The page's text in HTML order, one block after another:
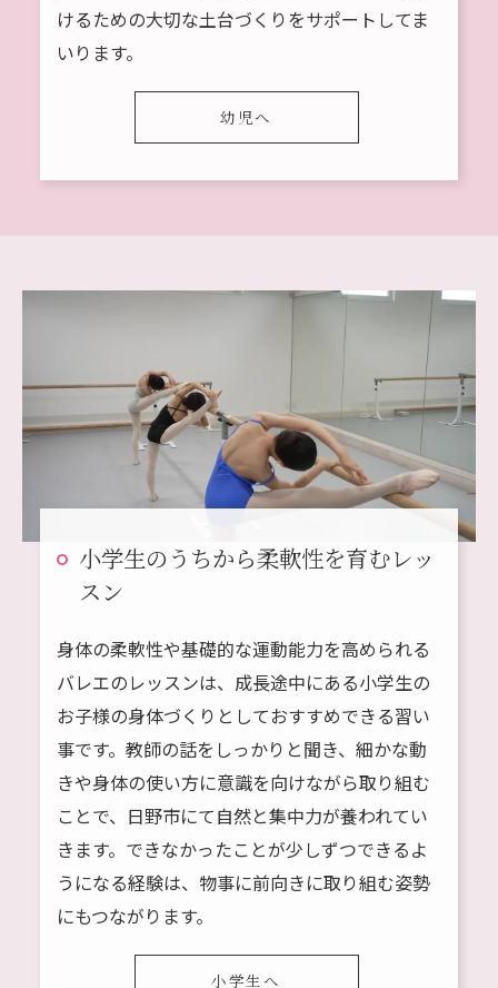
けるための大切な土台づくりをサポートしてま
いります。
幼児へ
小学生のうちから柔軟性を育むレッ
スン
身体の柔軟性や基礎的な運動能力を高められる
バレエのレッスンは、成長途中にある小学生の
お子様の身体づくりとしておすすめできる習い
事です。教師の話をしっかりと聞き、細かな動
きや身体の使い方に意識を向けながら取り組む
ことで、日野市にて自然と集中力が養われてい
きます。できなかったことが少しずつできるよ
うになる経験は、物事に前向きに取り組む姿勢
にもつながります。
小学生へ